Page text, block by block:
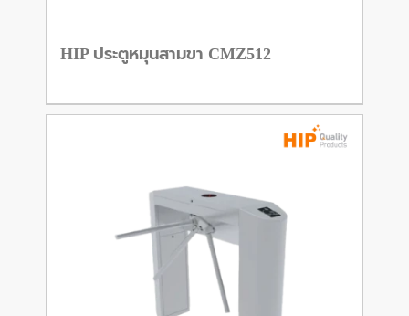
HIP ประตูหมุนสามขา CMZ512